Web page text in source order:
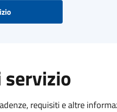
servizio
requisiti e altre